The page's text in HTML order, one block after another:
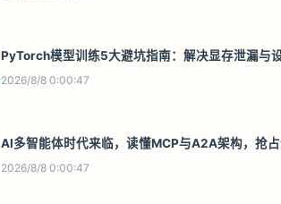
PyTorch模型训练5大避坑指南：解决显存泄漏与
2026/8/8 0:00:47
AI多智能体时代来临，读懂MCP与A2A架构，抢
2026/8/8 0:00:47